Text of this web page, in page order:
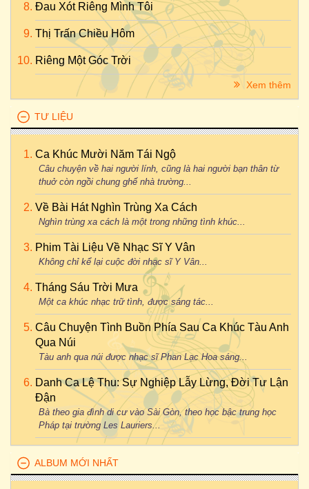
Đau Xót Riêng Mình Tôi
Thị Trấn Chiều Hôm
Riêng Một Góc Trời
Xem thêm
TƯ LIỆU
Ca Khúc Mười Năm Tái Ngộ
Câu chuyện về hai người lính, cũng là hai người bạn thân từ
thuở còn ngồi chung ghế nhà trường...
Về Bài Hát Nghìn Trùng Xa Cách
Nghìn trùng xa cách là một trong những tình khúc...
Phim Tài Liệu Về Nhạc Sĩ Y Vân
Không chỉ kể lại cuộc đời nhạc sĩ Y Vân...
Tháng Sáu Trời Mưa
Một ca khúc nhạc trữ tình, được sáng tác...
Câu Chuyện Tình Buồn Phía Sau Ca Khúc Tàu Anh
Qua Núi
Tàu anh qua núi được nhạc sĩ Phan Lạc Hoa sáng...
Danh Ca Lệ Thu: Sự Nghiệp Lẫy Lừng, Đời Tư Lận
Đận
Bà theo gia đình di cư vào Sài Gòn, theo học bậc trung học
Pháp tại trường Les Lauriers...
ALBUM MỚI NHẤT